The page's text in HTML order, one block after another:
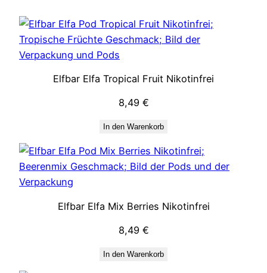
Elfbar Elfa Tropical Fruit Nikotinfrei
8,49 €
In den Warenkorb
Elfbar Elfa Mix Berries Nikotinfrei
8,49 €
In den Warenkorb